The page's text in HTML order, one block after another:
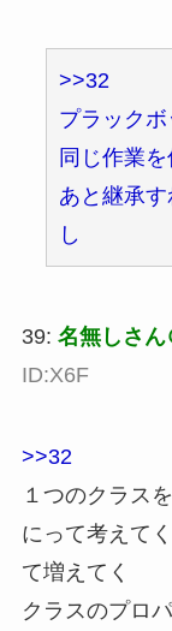
>>32
プラック
同じ作業
あと継承
し
39: 名無しさ
ID:X6F
>>32
１つのクラス
にって考えて
て増えてく
クラスのプロ